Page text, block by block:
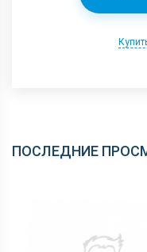
ПОСЛЕДНИЕ